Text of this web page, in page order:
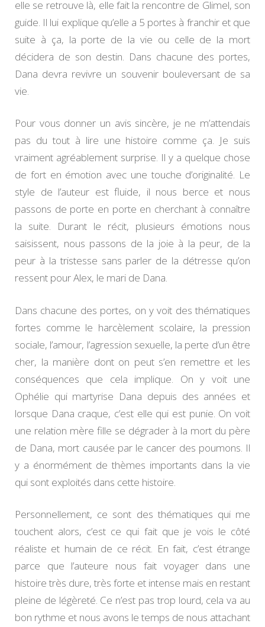
elle se retrouve là, elle fait la rencontre de Glimel, son
guide. Il lui explique qu’elle a 5 portes à franchir et que
suite à ça, la porte de la vie ou celle de la mort
décidera de son destin. Dans chacune des portes,
Dana devra revivre un souvenir bouleversant de sa
vie.
Pour vous donner un avis sincère, je ne m’attendais
pas du tout à lire une histoire comme ça. Je suis
vraiment agréablement surprise. Il y a quelque chose
de fort en émotion avec une touche d’originalité. Le
style de l’auteur est fluide, il nous berce et nous
passons de porte en porte en cherchant à connaître
la suite. Durant le récit, plusieurs émotions nous
saisissent, nous passons de la joie à la peur, de la
peur à la tristesse sans parler de la détresse qu’on
ressent pour Alex, le mari de Dana.
Dans chacune des portes, on y voit des thématiques
fortes comme le harcèlement scolaire, la pression
sociale, l’amour, l’agression sexuelle, la perte d’un être
cher, la manière dont on peut s’en remettre et les
conséquences que cela implique. On y voit une
Ophélie qui martyrise Dana depuis des années et
lorsque Dana craque, c’est elle qui est punie. On voit
une relation mère fille se dégrader à la mort du père
de Dana, mort causée par le cancer des poumons. Il
y a énormément de thèmes importants dans la vie
qui sont exploités dans cette histoire.
Personnellement, ce sont des thématiques qui me
touchent alors, c’est ce qui fait que je vois le côté
réaliste et humain de ce récit. En fait, c’est étrange
parce que l’auteure nous fait voyager dans une
histoire très dure, très forte et intense mais en restant
pleine de légèreté. Ce n’est pas trop lourd, cela va au
bon rythme et nous avons le temps de nous attachant